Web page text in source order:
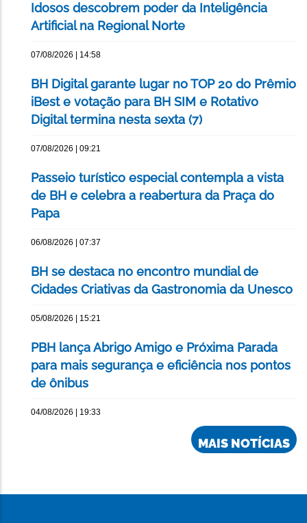
Idosos descobrem poder da Inteligência
Artificial na Regional Norte
07/08/2026 | 14:58
BH Digital garante lugar no TOP 20 do Prêmio
iBest e votação para BH SIM e Rotativo
Digital termina nesta sexta (7)
07/08/2026 | 09:21
Passeio turístico especial contempla a vista
de BH e celebra a reabertura da Praça do
Papa
06/08/2026 | 07:37
BH se destaca no encontro mundial de
Cidades Criativas da Gastronomia da Unesco
05/08/2026 | 15:21
PBH lança Abrigo Amigo e Próxima Parada
para mais segurança e eficiência nos pontos
de ônibus
04/08/2026 | 19:33
MAIS NOTÍCIAS